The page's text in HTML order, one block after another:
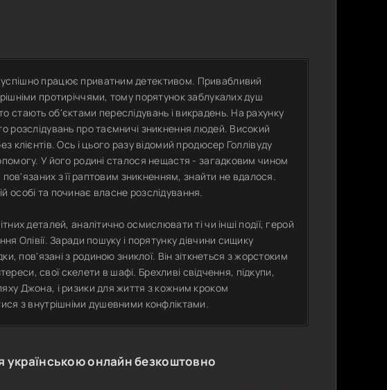
працює приватним детективом. Привабливий
протиріччями, тому порятунок заблукалих душ
об'єктами переслідувань і викрадень. На рахунку
розслідувань про таємничі зникнення людей. Високий
клієнтів. Ось і цього разу відомий продюсер Голлівуду
У його родині сталося нещастя - загадковим чином
з її раптовим зникненням, знайти не вдалося.
та починає власне розслідування.
деталей, аналітично осмислювати ті чи інші події, герой
Олівії. Заради пошуку і порятунку дівчини сищику
пов'язані з родиною зниклої. Він зіткнеться з жорстоким
свої скелети в шафі. Брехливі свідчення, підкупи,
Джона, і ризики для життя з кожним кроком
з внутрішніми душевними конфліктами.
українською онлайн безкоштовно